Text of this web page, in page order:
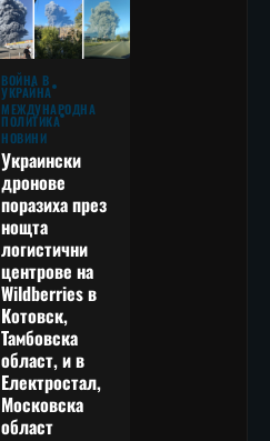
ВОЙНА В
УКРАЙНА
МЕЖДУНАРОДНА
ПОЛИТИКА
НОВИНИ
Украински
дронове
поразиха през
нощта
логистични
центрове на
Wildberries в
Котовск,
Тамбовска
област, и в
Електростал,
Московска
област